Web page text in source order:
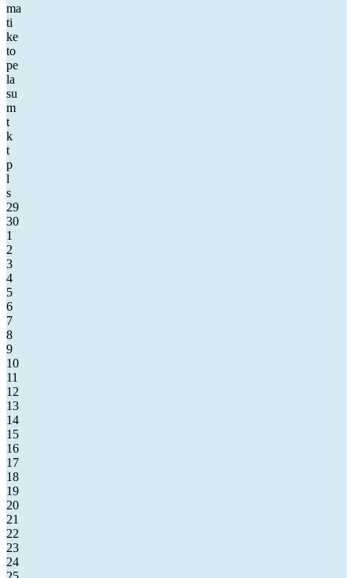
ma
ti
ke
to
pe
la
su
m
t
k
t
p
l
s
29
30
1
2
3
4
5
6
7
8
9
10
11
12
13
14
15
16
17
18
19
20
21
22
23
24